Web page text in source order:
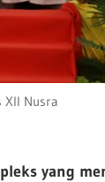
XII Nusra
yang